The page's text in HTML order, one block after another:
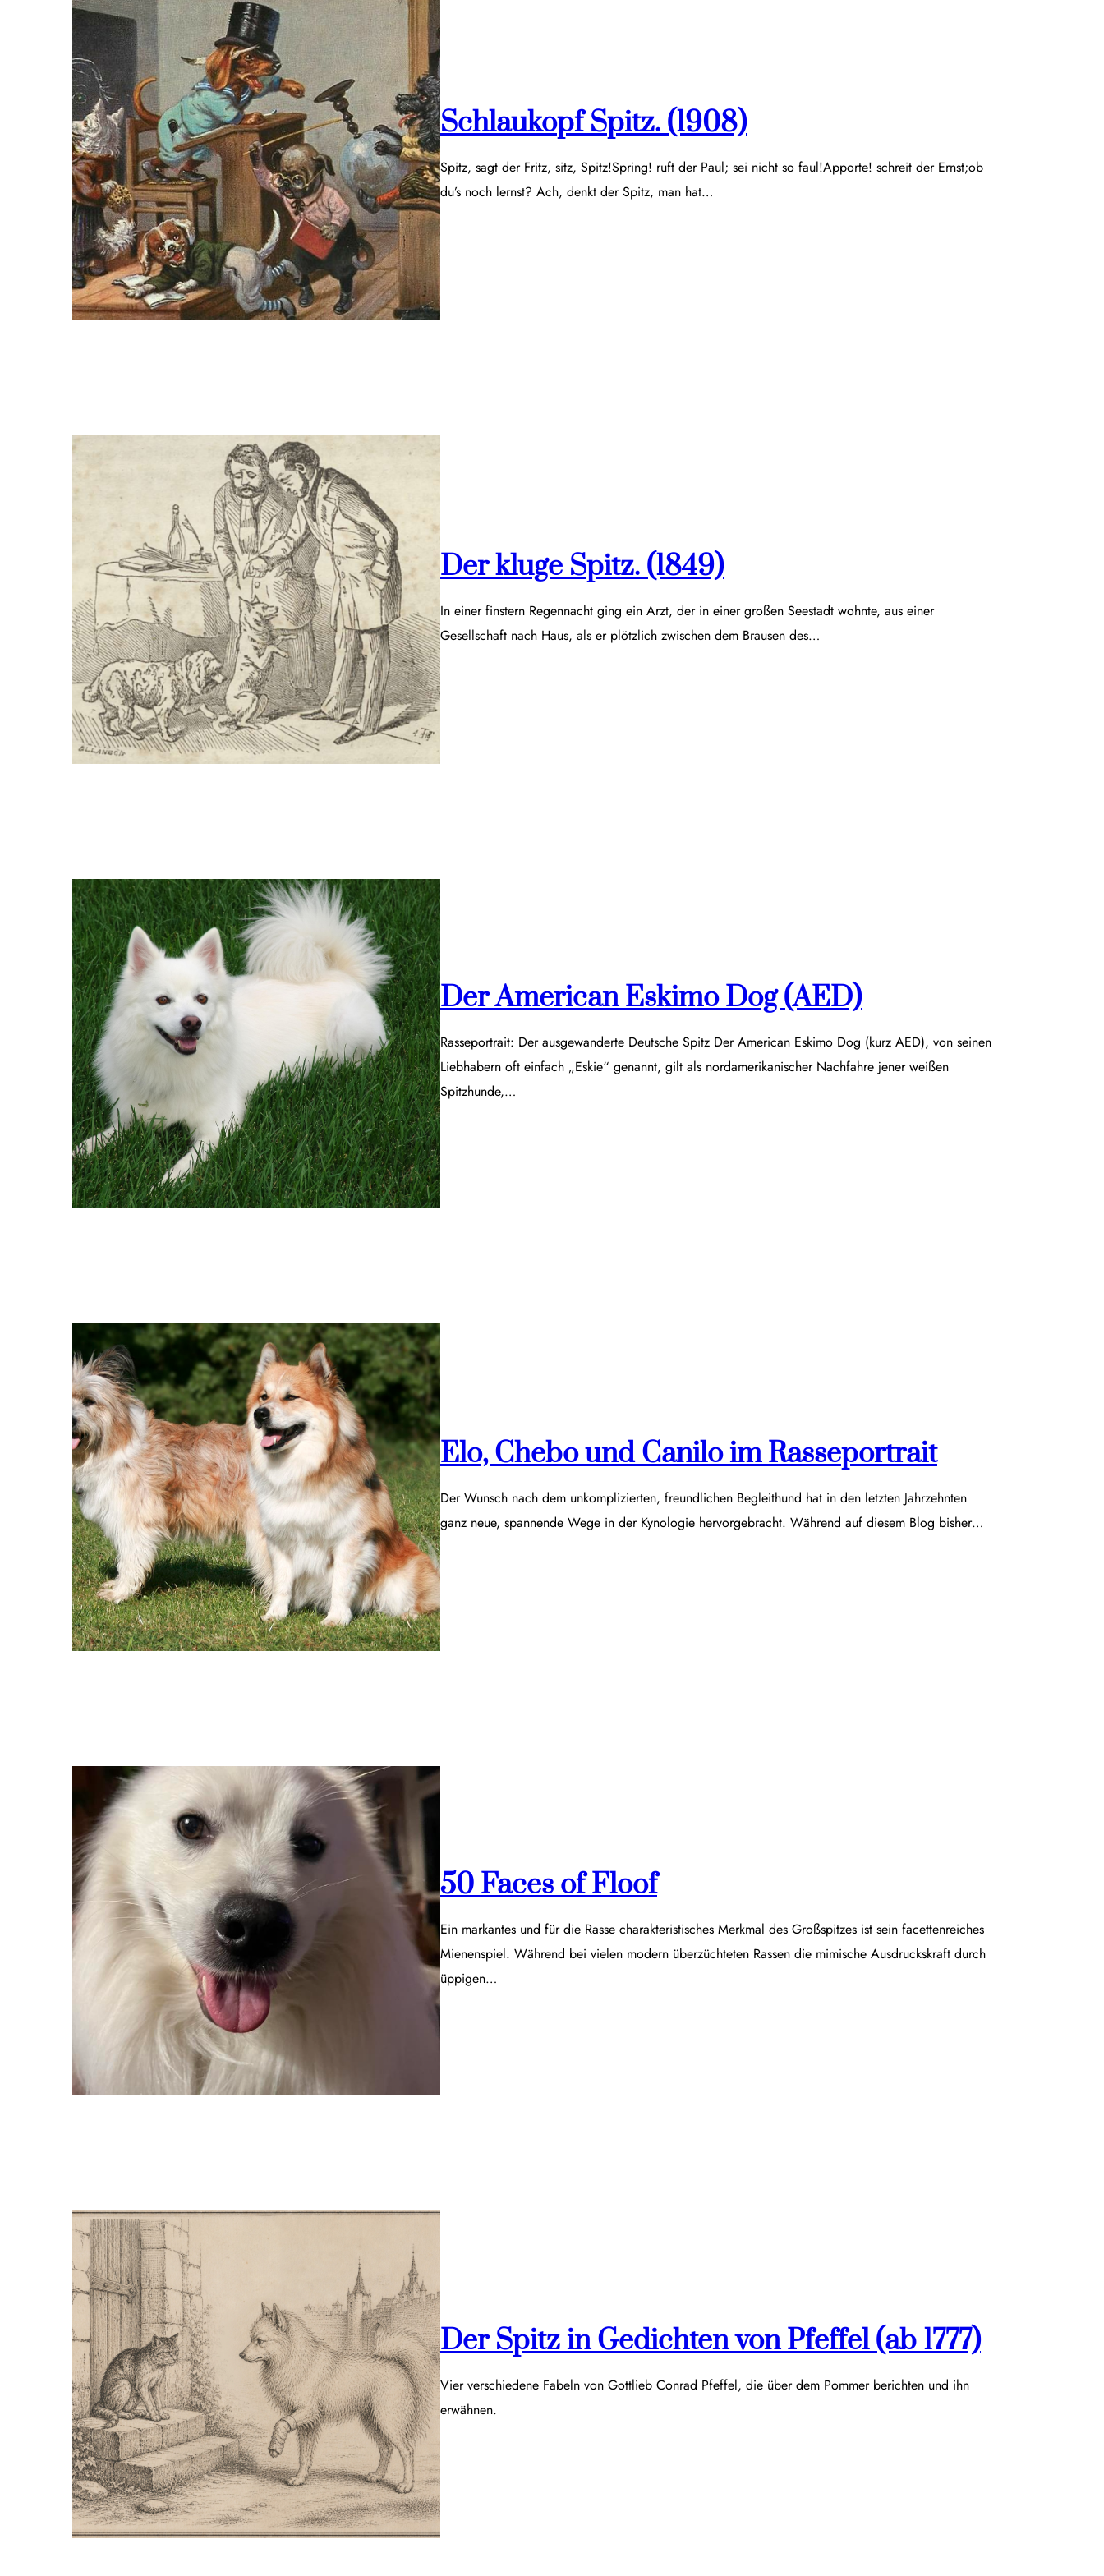
Schlaukopf Spitz. (1908)
Spitz, sagt der Fritz, sitz, Spitz!Spring! ruft der Paul; sei nicht so faul!Apporte! schreit der Ernst;ob
du’s noch lernst? Ach, denkt der Spitz, man hat…
Der kluge Spitz. (1849)
In einer finstern Regennacht ging ein Arzt, der in einer großen Seestadt wohnte, aus einer
Gesellschaft nach Haus, als er plötzlich zwischen dem Brausen des…
Der American Eskimo Dog (AED)
Rasseportrait: Der ausgewanderte Deutsche Spitz Der American Eskimo Dog (kurz AED), von seinen
Liebhabern oft einfach „Eskie“ genannt, gilt als nordamerikanischer Nachfahre jener weißen
Spitzhunde,…
Elo, Chebo und Canilo im Rasseportrait
Der Wunsch nach dem unkomplizierten, freundlichen Begleithund hat in den letzten Jahrzehnten
ganz neue, spannende Wege in der Kynologie hervorgebracht. Während auf diesem Blog bisher…
50 Faces of Floof
Ein markantes und für die Rasse charakteristisches Merkmal des Großspitzes ist sein facettenreiches
Mienenspiel. Während bei vielen modern überzüchteten Rassen die mimische Ausdruckskraft durch
üppigen…
Der Spitz in Gedichten von Pfeffel (ab 1777)
Vier verschiedene Fabeln von Gottlieb Conrad Pfeffel, die über dem Pommer berichten und ihn
erwähnen.